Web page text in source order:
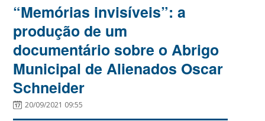
“Memórias invisíveis”: a
produção de um
documentário sobre o Abrigo
Municipal de Alienados Oscar
Schneider
20/09/2021 09:55